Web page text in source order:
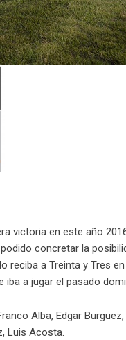
victoria en este año
concretar la
reciba a Treinta y Tres
a jugar el pasado
Alba, Edgar
Luis Acosta.